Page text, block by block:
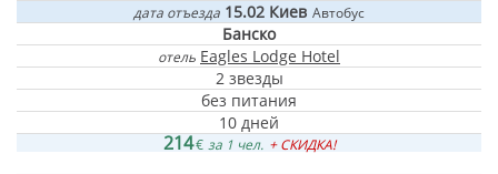
дата отъезда 15.02 Киев Автобус
Банско
отель Eagles Lodge Hotel
2 звезды
без питания
10 дней
214€ за 1 чел. + СКИДКА!